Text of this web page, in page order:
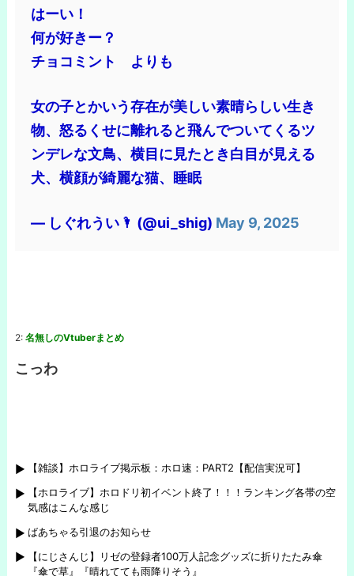
はーい！
何が好きー？
チョコミント よりも
女の子とかいう存在が美しい素晴らしい生き
物、怒るくせに離れると飛んでついてくるツ
ンデレな文鳥、横目に見たとき白目が見える
犬、横顔が綺麗な猫、睡眠
— しぐれうい🌂 (@ui_shig) May 9, 2025
2: 名無しのVtuberまとめ
こっわ
【雑談】ホロライブ掲示板：ホロ速：PART2【配信実況可】
【ホロライブ】ホロドリ初イベント終了！！！ランキング各帯の空
気感はこんな感じ
ばあちゃる引退のお知らせ
【にじさんじ】リゼの登録者100万人記念グッズに折りたたみ傘
『傘で草』『晴れてても雨降りそう』